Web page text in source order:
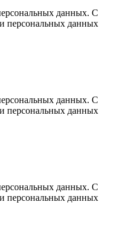
данных. С
персональных данных
данных. С
персональных данных
данных. С
персональных данных